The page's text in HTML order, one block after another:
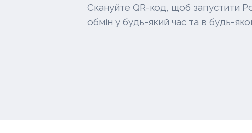
Скануйте QR-код, щоб запустити
обмін у будь-який час та в будь-